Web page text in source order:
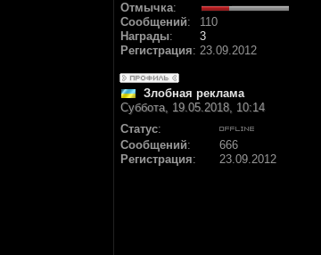
Отмычка:
Сообщений:
110
Награды:
3
Регистрация: 23.09.2012
Злобная реклама
Суббота, 19.05.2018, 10:14
Статус:
Сообщений:
666
Регистрация: 23.09.2012